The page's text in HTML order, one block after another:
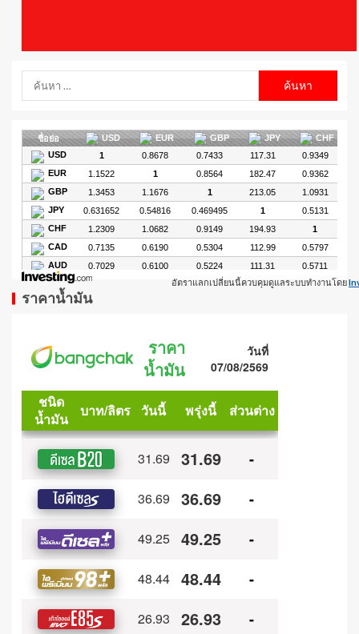
อัตราแลกเปลี่ยนนี้ควบคุมดูแลระบบทำงานโดย
ราคาน้ำมัน